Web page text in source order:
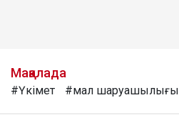
Мақалада
#Үкімет #мал шаруашылығы